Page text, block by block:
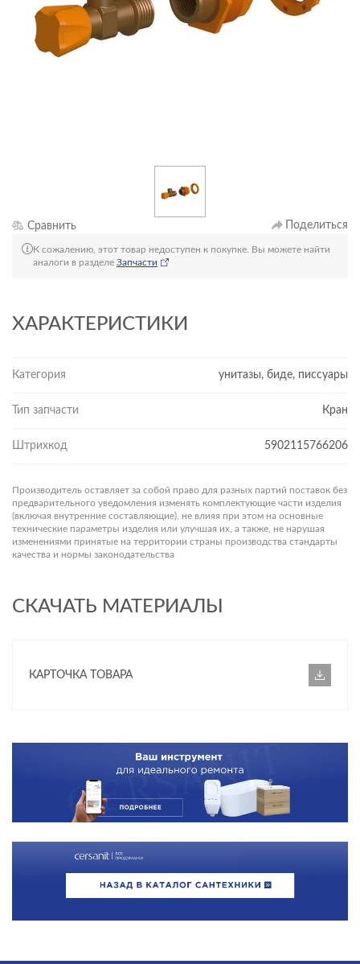
Сравнить Поделиться
К сожалению, этот товар недоступен к покупке. Вы можете найти
аналоги в разделе Запчасти
ХАРАКТЕРИСТИКИ
Категория унитазы, биде, писсуары
Тип запчасти Кран
Штрихкод 5902115766206
Производитель оставляет за собой право для разных партий поставок без
предварительного уведомления изменять комплектующие части изделия
(включая внутренние составляющие), не влияя при этом на основные
технические параметры изделия или улучшая их, а также, не нарушая
изменениями принятые на территории страны производства стандарты
качества и нормы законодательства
СКАЧАТЬ МАТЕРИАЛЫ
КАРТОЧКА ТОВАРА